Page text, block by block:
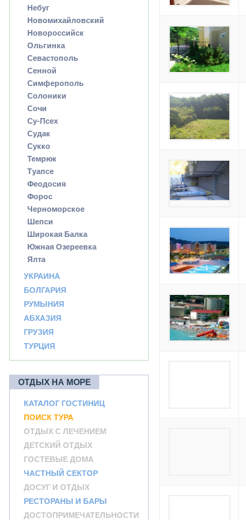
Небуг
Новомихайловский
Новороссийск
Ольгинка
Севастополь
Сенной
Симферополь
Солоники
Сочи
Су-Псех
Судак
Сукко
Темрюк
Туапсе
Феодосия
Форос
Черноморское
Шепси
Широкая Балка
Южная Озереевка
Ялта
УКРАИНА
БОЛГАРИЯ
РУМЫНИЯ
АБХАЗИЯ
ГРУЗИЯ
ТУРЦИЯ
ОТДЫХ НА МОРЕ
КАТАЛОГ ГОСТИНИЦ
ПОИСК ТУРА
ОТДЫХ С ЛЕЧЕНИЕМ
ДЕТСКИЙ ОТДЫХ
ГОСТЕВЫЕ ДОМА
ЧАСТНЫЙ СЕКТОР
ДОСУГ И ОТДЫХ
РЕСТОРАНЫ И БАРЫ
ДОСТОПРИМЕЧАТЕЛЬНОСТИ